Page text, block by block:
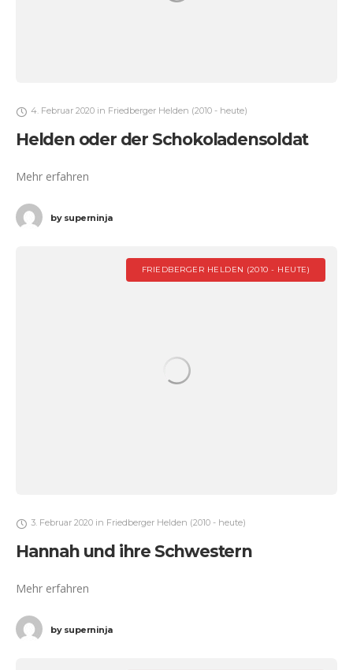
4. Februar 2020 in Friedberger Helden (2010 - heute)
Helden oder der Schokoladensoldat
Mehr erfahren
bysuperninja
FRIEDBERGER HELDEN (2010 - HEUTE)
3. Februar 2020 in Friedberger Helden (2010 - heute)
Hannah und ihre Schwestern
Mehr erfahren
bysuperninja